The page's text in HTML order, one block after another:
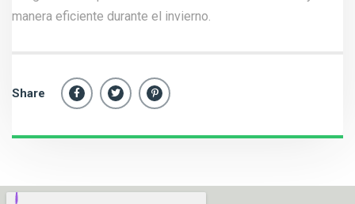
manera eficiente durante el invierno.
Share